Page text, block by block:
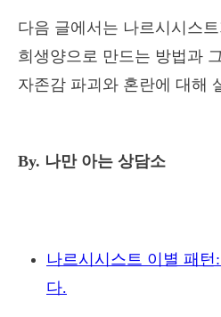
다음 글에서는 나르시시스
희생양으로 만드는 방법과
자존감 파괴와 혼란에 대해
By. 나만 아는 상담소
나르시시스트 이별 패
다.